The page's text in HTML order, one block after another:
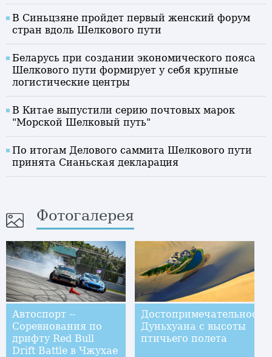
В Синьцзяне пройдет первый женский форум
стран вдоль Шелкового пути
Беларусь при создании экономического пояса
Шелкового пути формирует у себя крупные
логистические центры
В Китае выпустили серию почтовых марок
"Морской Шелковый путь"
По итогам Делового саммита Шелкового пути
принята Сианьская декларация
Фотогалерея
Автоспорт --
Соревнования по
дрифту Red Bull
Drift Battle в Чжухае
Достопримечательности
Дуньхуана с высоты
птичьего полета